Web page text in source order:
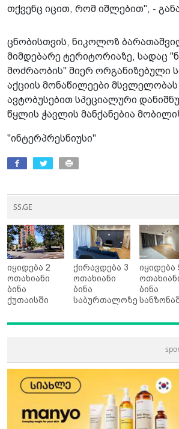
თქვენც იცით, რომ იშლებით", -
ცნობისთვის, ნიკოლოზ
მიმდებარე ტერიტორიაზე, სადაც
მოძრაობის" მიერ ორგანიზებული
აქციის მონაწილეები მსვლელობას
ავტობუსებით სპეციალური
წყლის ჭავლის მანქანებია
"ინტერპრესნიუსი"
SS.GE
იყიდება 2
ოთახიანი
ბინა
ქუთაისში
ქირავდება 3
ოთახიანი
ბინა
საბურთალოზე
იყიდება
ბინა